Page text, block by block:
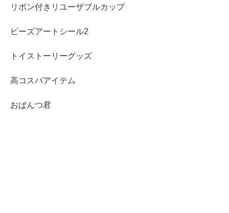
リボン付きリユーザブルカップ
ビーズアートシール2
トイストーリーグッズ
高コスパアイテム
おぱんつ君